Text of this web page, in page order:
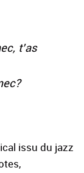
t’as
issu du jazz